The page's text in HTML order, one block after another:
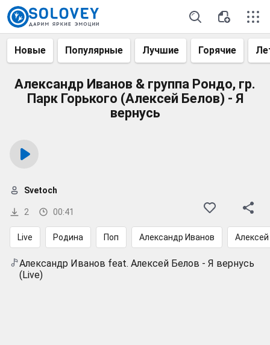
Новые Популярные Лучшие Горячие
Александр Иванов & группа Рондо, гр.
Парк Горького (Алексей Белов) - Я
вернусь
2 00:41
Svetoch
Live Родина Поп Александр Иванов
Александр Иванов feat. Алексей Белов - Я вернусь
(Live)